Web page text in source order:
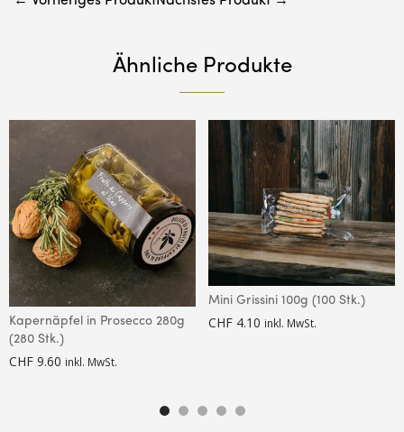
Ähnliche Produkte
Kapernäpfel in Prosecco 280g
(280 Stk.)
CHF 9.60 inkl. MwSt.
Mini Grissini 100g (100 Stk.)
CHF 4.10 inkl. MwSt.